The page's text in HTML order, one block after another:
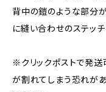
背中の鎧のような部分
に縫い合わせのステッ
※クリックポストで発
が割れてしまう恐れが